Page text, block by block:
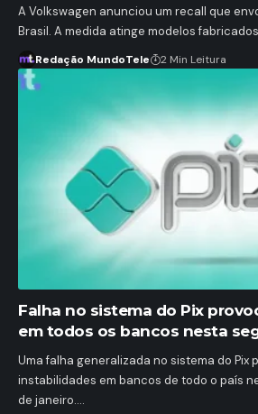
A Volkswagen anunciou um recall que
Brasil. A medida atinge modelos
Redação MundoTele 2 Min Leitura
Falha no sistema do Pix
em todos os bancos nesta
Uma falha generalizada no sistema do Pix
instabilidades em bancos de todo o país
de janeiro.…